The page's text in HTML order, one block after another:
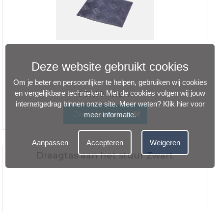
€ 39,00 incl. BTW
Direct bestellen
Draagtas aan het stuur Zwart
Deze website gebruikt cookies
Om je beter en persoonlijker te helpen, gebruiken wij cookies
en vergelijkbare technieken. Met de cookies volgen wij jouw
internetgedrag binnen onze site. Meer weten? Klik hier voor
meer informatie.
Aanpassen Accepteren Weigeren